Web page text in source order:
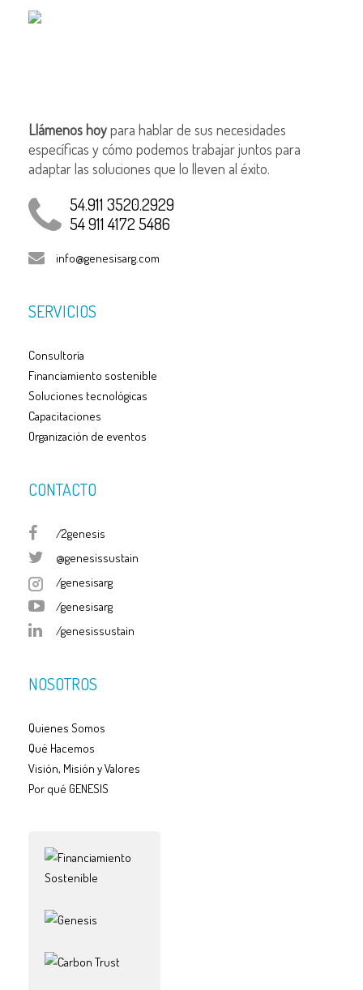
Llámenos hoypara hablar de sus necesidades
específicas y cómo podemos trabajar juntos para
adaptar las soluciones que lo lleven al éxito.
54.911 3520.2929
54 911 4172 5486
info@genesisarg.com
SERVICIOS
Consultoría
Financiamiento sostenible
Soluciones tecnológicas
Capacitaciones
Organización de eventos
CONTACTO
/2genesis
@genesissustain
/genesisarg
/genesisarg
/genesissustain
NOSOTROS
Quienes Somos
Qué Hacemos
Visión, Misión y Valores
Por qué GENESIS